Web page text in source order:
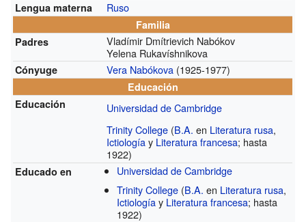
Lengua materna Ruso
Familia
Padres
Vladímir Dmítrievich Nabókov
Yelena Rukavíshnikova
Cónyuge Vera Nabókova (1925-1977)
Educación
Educación
Universidad de Cambridge
Trinity College (B.A. en Literatura rusa,
Ictiologíay Literatura francesa; hasta
1922)
Educado en
Universidad de Cambridge
Trinity College (B.A. en Literatura rusa,
Ictiologíay Literatura francesa; hasta
1922)